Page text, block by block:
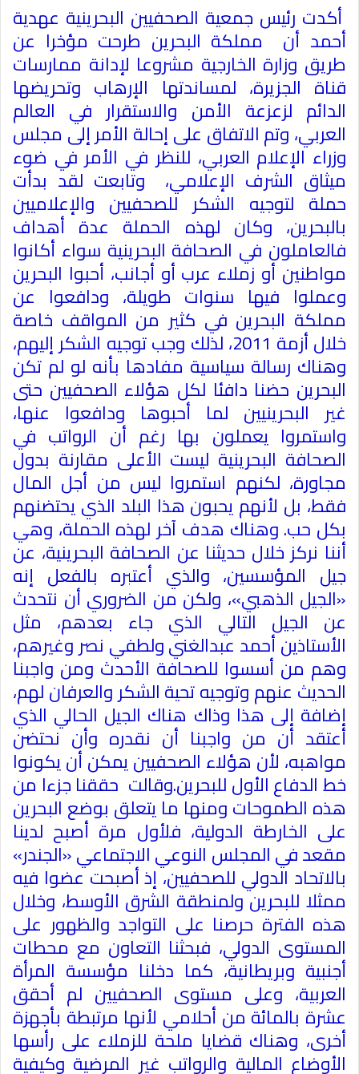
أكدت رئيس جمعية الصحفيين البحرينية عهدية
أحمد أن مملكة البحرين طرحت مؤخرا عن
طريق وزارة الخارجية مشروعا لإدانة ممارسات
قناة الجزيرة، لمساندتها الإرهاب وتحريضها
الدائم لزعزعة الأمن والاستقرار في العالم
العربي، وتم الاتفاق على إحالة الأمر إلى مجلس
وزراء الإعلام العربي، للنظر في الأمر في ضوء
ميثاق الشرف الإعلامي، وتابعت لقد بدأت
حملة لتوجيه الشكر للصحفيين والإعلاميين
بالبحرين، وكان لهذه الحملة عدة أهداف
فالعاملون في الصحافة البحرينية سواء أكانوا
مواطنين أو زملاء عرب أو أجانب، أحبوا البحرين
وعملوا فيها سنوات طويلة، ودافعوا عن
مملكة البحرين في كثير من المواقف خاصة
خلال أزمة 2011، لذلك وجب توجيه الشكر إليهم،
وهناك رسالة سياسية مفادها بأنه لو لم تكن
البحرين حضنا دافئا لكل هؤلاء الصحفيين حتى
غير البحرينيين لما أحبوها ودافعوا عنها،
واستمروا يعملون بها رغم أن الرواتب في
الصحافة البحرينية ليست الأعلى مقارنة بدول
مجاورة، لكنهم استمروا ليس من أجل المال
فقط، بل لأنهم يحبون هذا البلد الذي يحتضنهم
بكل حب. وهناك هدف آخر لهذه الحملة، وهي
أننا نركز خلال حديثنا عن الصحافة البحرينية، عن
جيل المؤسسين، والذي أعتبره بالفعل إنه
«الجيل الذهبي»، ولكن من الضروري أن نتحدث
عن الجيل التالي الذي جاء بعدهم، مثل
الأستاذين أحمد عبدالغني ولطفي نصر وغيرهم،
وهم من أسسوا للصحافة الأحدث ومن واجبنا
الحديث عنهم وتوجيه تحية الشكر والعرفان لهم،
إضافة إلى هذا وذاك هناك الجيل الحالي الذي
أعتقد أن من واجبنا أن نقدره وأن نحتضن
مواهبه، لأن هؤلاء الصحفيين يمكن أن يكونوا
خط الدفاع الأول للبحرين.وقالت حققنا جزءا من
هذه الطموحات ومنها ما يتعلق بوضع البحرين
على الخارطة الدولية، فلأول مرة أصبح لدينا
مقعد في المجلس النوعي الاجتماعي «الجندر»
بالاتحاد الدولي للصحفيين، إذ أصبحت عضوا فيه
ممثلا للبحرين ولمنطقة الشرق الأوسط، وخلال
هذه الفترة حرصنا على التواجد والظهور على
المستوى الدولي، فبحثنا التعاون مع محطات
أجنبية وبريطانية، كما دخلنا مؤسسة المرأة
العربية، وعلى مستوى الصحفيين لم أحقق
عشرة بالمائة من أحلامي لأنها مرتبطة بأجهزة
أخرى، وهناك قضايا ملحة للزملاء على رأسها
الأوضاع المالية والرواتب غير المرضية وكيفية